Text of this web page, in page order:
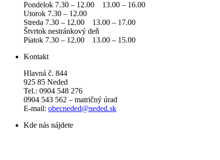
Pondelok 7.30 – 12.00 13.00 – 16.00
Utorok 7.30 – 12.00
Streda 7.30 – 12.00 13.00 – 17.00
Štvrtok nestránkový deň
Piatok 7.30 – 12.00 13.00 – 15.00
Kontakt
Hlavná č. 844
925 85 Neded
Tel.: 0904 548 276
0904 543 562 – matričný úrad
E-mail: obecneded@neded.sk
Kde nás nájdete